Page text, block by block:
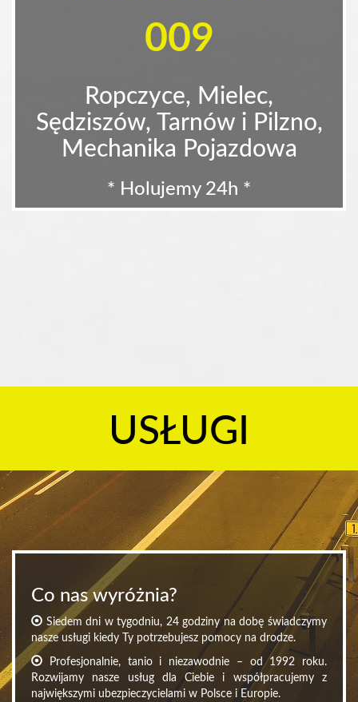
009
Ropczyce, Mielec,
Sędziszów, Tarnów i Pilzno,
Mechanika Pojazdowa
* Holujemy 24h *
USŁUGI
Co nas wyróżnia?
Siedem dni w tygodniu, 24 godziny na dobę świadczymy
nasze usługi kiedy Ty potrzebujesz pomocy na drodze.
Profesjonalnie, tanio i niezawodnie – od 1992 roku.
Rozwijamy nasze usług dla Ciebie i współpracujemy z
największymi ubezpieczycielami w Polsce i Europie.